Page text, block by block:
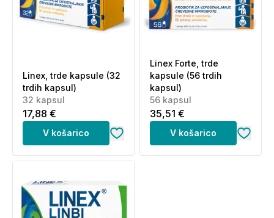
Linex, trde kapsule (32
trdih kapsul)
32 kapsul
17,88 €
V košarico
Linex Forte, trde
kapsule (56 trdih
kapsul)
56 kapsul
35,51 €
V košarico